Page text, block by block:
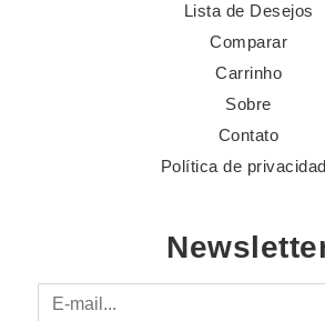
Lista de Desejos
Comparar
Carrinho
Sobre
Contato
Política de
E-mail